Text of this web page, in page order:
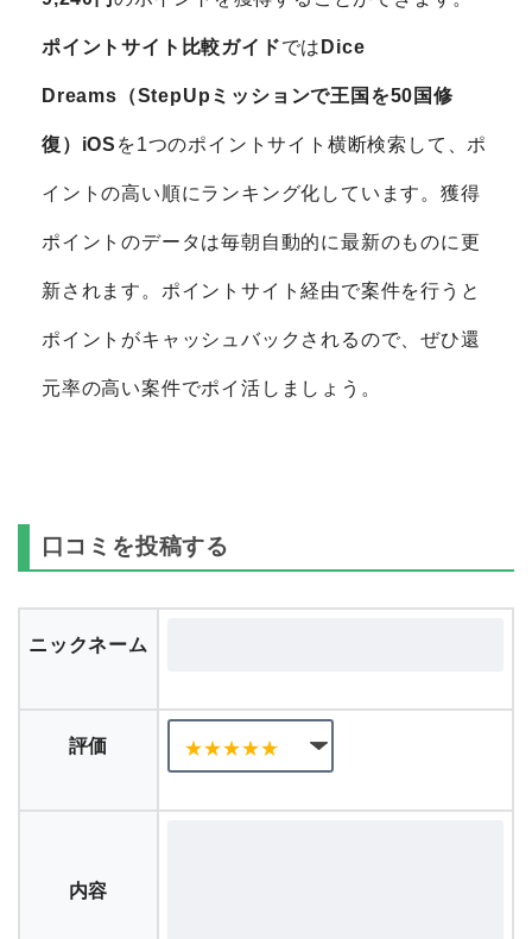
ポイントサイト比較ガイドでは Dice
Dreams（StepUpミッションで王国を50国修
復）iOS を1つのポイントサイト横断検索して、ポ
イントの高い順にランキング化しています。獲得
ポイントのデータは毎朝自動的に最新のものに更
新されます。ポイントサイト経由で案件を行うと
ポイントがキャッシュバックされるので、ぜひ還
元率の高い案件でポイ活しましょう。
口コミを投稿する
ニックネーム
評価
内容